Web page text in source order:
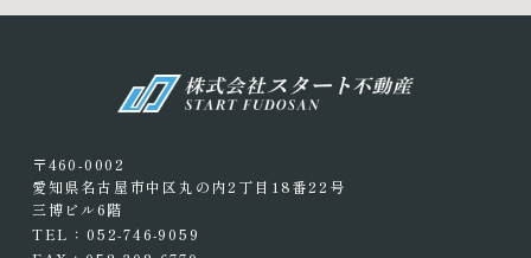
〒460-0002
愛知県名古屋市中区丸の内2丁目18番22号
三博ビル6階
TEL：052-746-9059